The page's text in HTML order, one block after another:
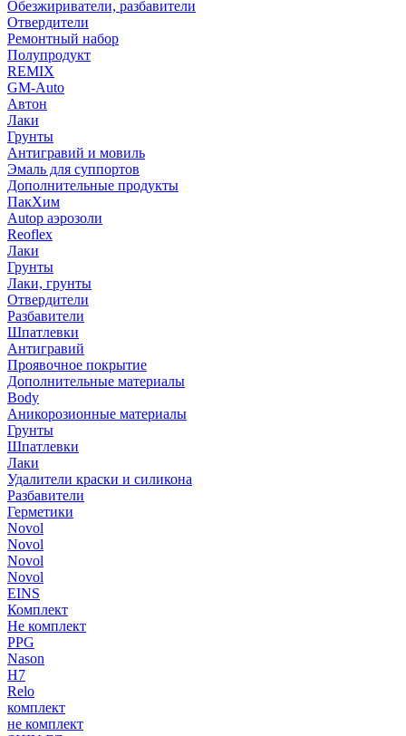
Обезжириватели, разбавители
Отвердители
Ремонтный набор
Полупродукт
REMIX
GM-Auto
Автон
Лаки
Грунты
Антигравий и мовиль
Эмаль для суппортов
Дополнительные продукты
ПакХим
Autop аэрозоли
Reoflex
Лаки
Грунты
Лаки, грунты
Отвердители
Разбавители
Шпатлевки
Антигравий
Проявочное покрытие
Дополнительные материалы
Body
Аникорозионные материалы
Грунты
Шпатлевки
Лаки
Удалители краски и силикона
Разбавители
Герметики
Novol
Novol
Novol
Novol
EINS
Комплект
Не комплект
PPG
Nason
H7
Relo
комплект
не комплект